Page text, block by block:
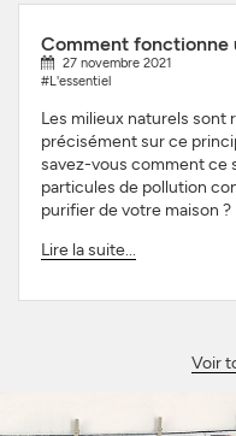
Comment fonctionne
27 novembre 2021
#L'essentiel
Les milieux naturels sont
précisément sur ce
savez-vous comment ce
particules de pollution
purifier de votre maison ?
Lire la suite...
Voir